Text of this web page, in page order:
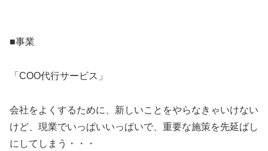
■事業
「COO代行サービス」
会社をよくするために、新しいことをやらなきゃいけない
けど、現業でいっぱいいっぱいで、重要な施策を先延ばし
にしてしまう・・・